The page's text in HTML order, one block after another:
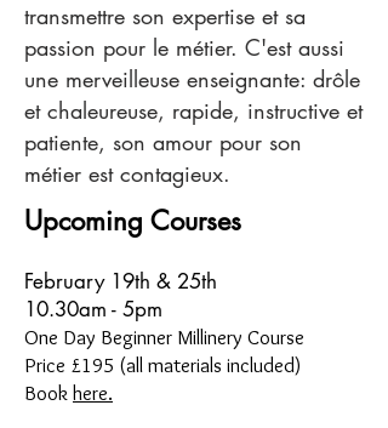
transmettre son expertise et sa
passion pour le métier. C'est aussi
une merveilleuse enseignante: drôle
et chaleureuse, rapide, instructive et
patiente, son amour pour son
métier est contagieux.
Upcoming Courses
February 19th & 25th
10.30am - 5pm
One Day Beginner Millinery Course
Price £195 (all materials included)
Book here.